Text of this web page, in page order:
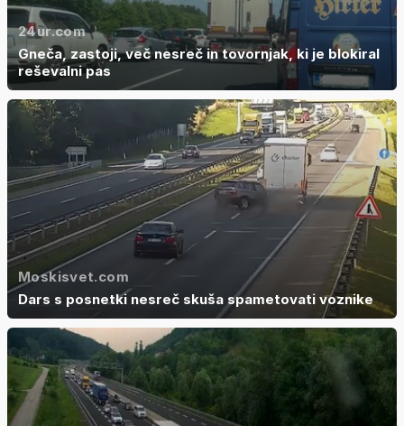
24ur.com
Gneča, zastoji, več nesreč in tovornjak, ki je blokiral
reševalni pas
Moskisvet.com
Dars s posnetki nesreč skuša spametovati voznike